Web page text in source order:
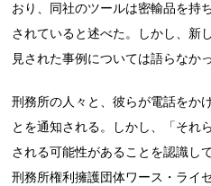
おり、同社のツールは密輸品を持
されていると述べた。しかし、新
見された事例については語らなかっ
刑務所の人々と、彼らが電話をか
とを通知される。しかし、「それ
される可能性があることを認識し
刑務所権利擁護団体ワース・ライ